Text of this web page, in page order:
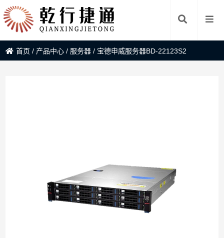
首页 / 产品中心 / 服务器 / 宝德申威服务器BD-22123S2